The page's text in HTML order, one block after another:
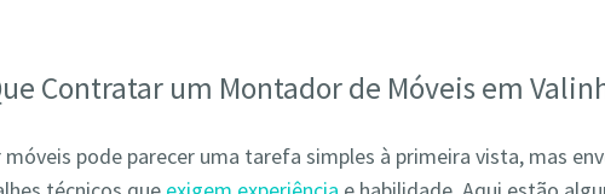
Contratar um Montador de Móveis em
pode parecer uma tarefa simples à primeira vista, mas